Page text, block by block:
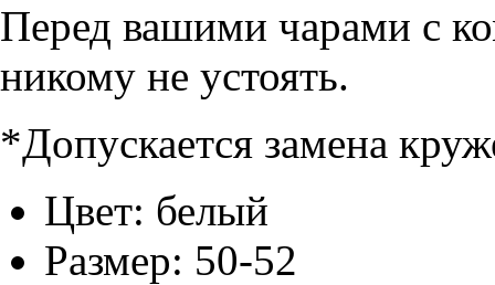
Перед вашими чарами с
никому не устоять.
*Допускается замена
Цвет: белый
Размер: 50-52